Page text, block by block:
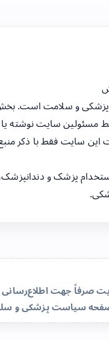
پزشکی و سلامت است.
مسئولین سایت نوشته یا
این سایت فقط با ذکر
پزشک و
صرفاً جهت
صفحهسیاست پزشکی و